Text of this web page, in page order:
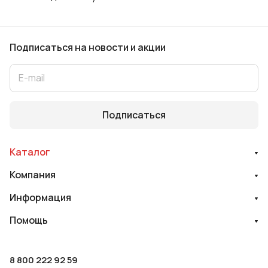
Подписаться на новости и акции
Подписаться
Каталог
Компания
Информация
Помощь
8 800 222 92 59